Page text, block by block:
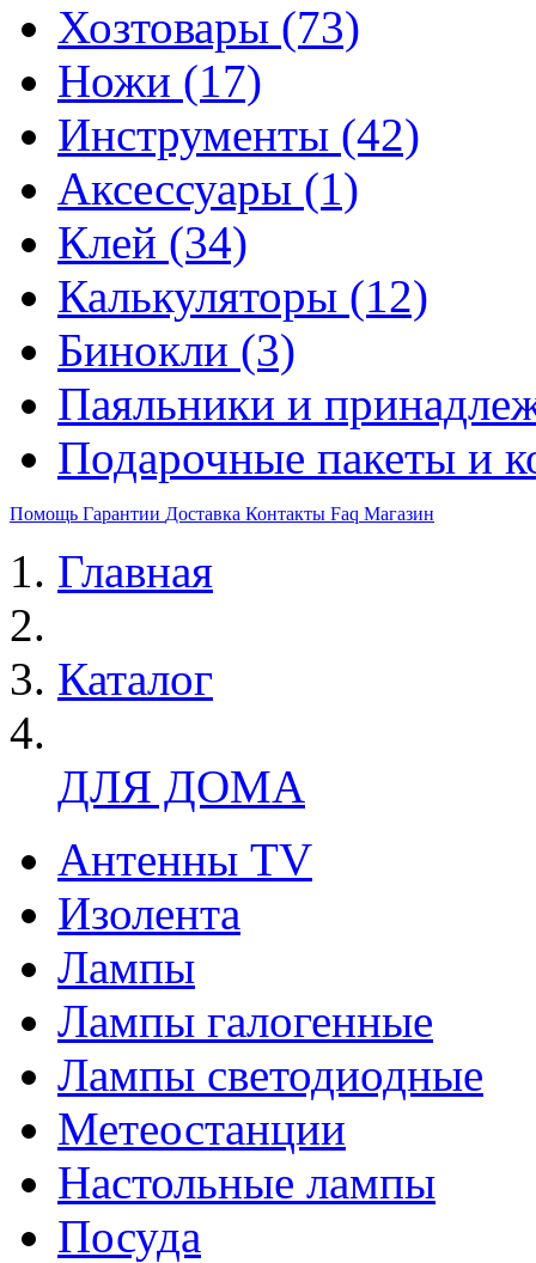
Хозтовары (73)
Ножи (17)
Инструменты (42)
Аксессуары (1)
Клей (34)
Калькуляторы (12)
Бинокли (3)
Паяльники и
Подарочные пакеты и
Помощь Гарантии Доставка Контакты Faq Магазин
Главная
Каталог
ДЛЯ ДОМА
Антенны TV
Изолента
Лампы
Лампы галогенные
Лампы светодиодные
Метеостанции
Настольные лампы
Посуда